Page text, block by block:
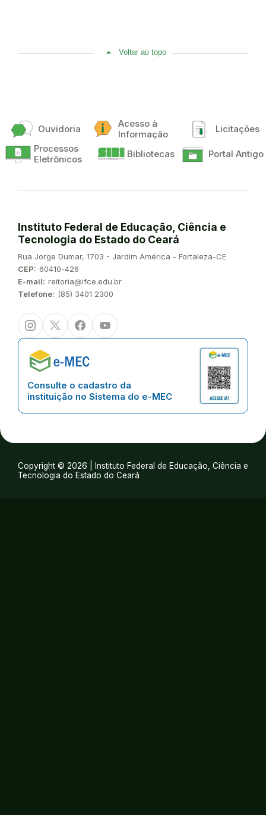
Voltar ao topo
Ouvidoria
Acesso à
Informação
Licitações
Processos
Eletrônicos
Bibliotecas Portal Antigo
Instituto Federal de Educação, Ciência e
Tecnologia do Estado do Ceará
Endereço:
Rua Jorge Dumar, 1703 - Jardim América - Fortaleza-CE
CEP: 60410-426
E-mail: reitoria@ifce.edu.br
Telefone: (85) 3401 2300
InstagramTwitter/XFacebookYoutube
Consulte o cadastro da
instituição no Sistema do e-MEC
Copyright © 2026 | Instituto Federal de Educação, Ciência e
Tecnologia do Estado do Ceará